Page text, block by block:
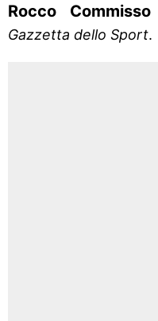
Rocco Commisso
Gazzetta dello Sport.